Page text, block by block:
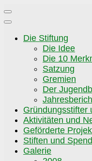
Zum
Inhalt
Die Stiftung
Die Idee
Die 10
Satzung
Gremien
Der
Gründungsstifter
Aktivitäten und
Geförderte
Stiften und
Galerie